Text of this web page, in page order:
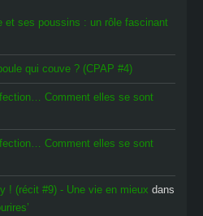
et ses poussins : un rôle fascinant
qui couve ? (CPAP #4)
Comment elles se sont
Comment elles se sont
! (récit #9) - Une vie en mieux dans